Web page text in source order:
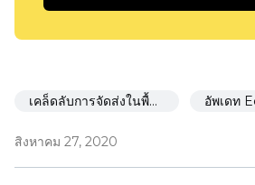
เคล็ดลับการจัดส่งในพื้นที่ อัพเดท
สิงหาคม 27, 2020